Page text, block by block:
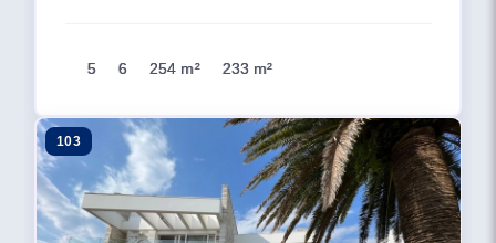
5 6 254 m² 233 m²
103